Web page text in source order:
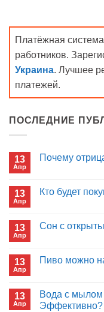
Платёжная
работников.
Украина. Лучшее
платежей.
ПОСЛЕДНИЕ
13
Апр
Почему
Почему
13
Апр
Кто будет
Кто
в
13
Апр
Сон с
Сон
13
Апр
Пиво можно
Пиво
можно
13
Апр
Вода с мылом
Эффективно?